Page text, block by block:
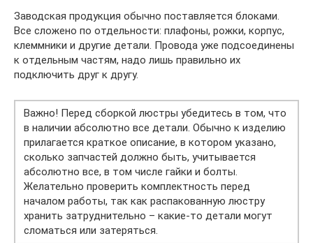
Заводская продукция обычно поставляется блоками.
Все сложено по отдельности: плафоны, рожки, корпус,
клеммники и другие детали. Провода уже подсоединены
к отдельным частям, надо лишь правильно их
подключить друг к другу.
Важно! Перед сборкой люстры убедитесь в том, что
в наличии абсолютно все детали. Обычно к изделию
прилагается краткое описание, в котором указано,
сколько запчастей должно быть, учитывается
абсолютно все, в том числе гайки и болты.
Желательно проверить комплектность перед
началом работы, так как распакованную люстру
хранить затруднительно – какие-то детали могут
сломаться или затеряться.